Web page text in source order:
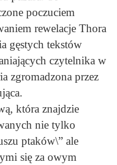
poczuciem
rewelacje Thora
gęstych tekstów
czytelnika w
zgromadzona przez
która znajdzie
nie tylko
ptaków\” ale
się za owym